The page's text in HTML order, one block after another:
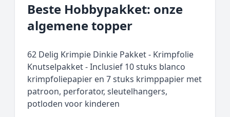
Onze algemene topper
Prijs topper
Rating topper
Onderzoeksmethode
Alternatieven
Beste Hobbypakket: onze
algemene topper
62 Delig Krimpie Dinkie Pakket - Krimpfolie
Knutselpakket - Inclusief 10 stuks blanco
krimpfoliepapier en 7 stuks krimppapier met
patroon, perforator, sleutelhangers,
potloden voor kinderen